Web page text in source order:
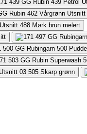
488 Mørk brun melert
505 Skarp grønn